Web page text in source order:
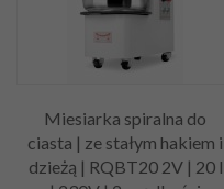
Miesiarka spiralna do
ciasta | ze stałym hakiem i
dzieżą | RQBT20 2V | 20 l